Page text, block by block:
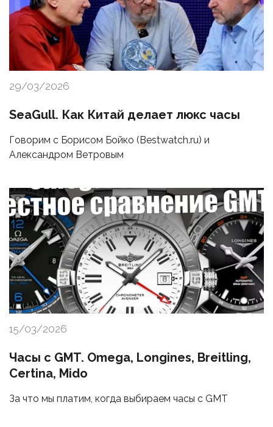
29/03/2026
SeaGull. Как Китай делает люкс часы
Говорим с Борисом Бойко (Bestwatch.ru) и
Александром Ветровым
15/03/2026
Часы с GMT. Omega, Longines, Breitling,
Certina, Mido
За что мы платим, когда выбираем часы с GMT